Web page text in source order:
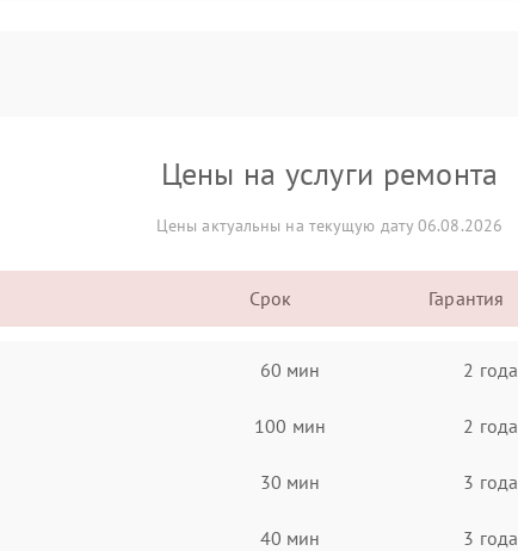
Цены на услуги ремонта
Цены актуальны на текущую дату 06.08.2026
Срок Гарантия
60 мин 2 года
100 мин 2 года
30 мин 3 года
40 мин 3 года